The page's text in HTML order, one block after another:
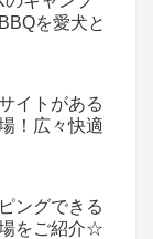
を愛犬と
イトがある
！広々快適
ングできる
をご紹介☆